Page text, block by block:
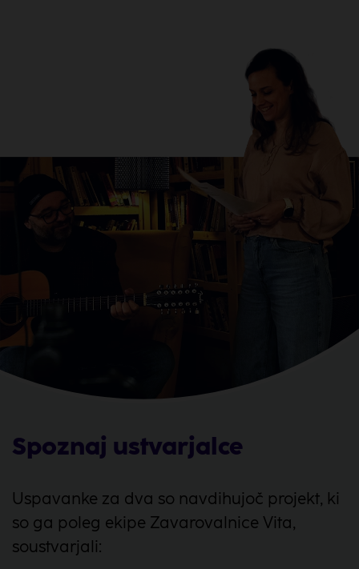
Za vsak slučaj, če si izčrpana. (Na planincah
Za vsak slučaj, če te skrbi za otroka. (Barčica po
Za vsak slučaj, če ne skrbiš za svoje zdravje. (Pleši,
pleši, črni kos)
Za vsak slučaj, če imaš občutek, da ne zmoreš več.
Spoznaj ustvarjalce
Uspavanke za dva so navdihujoč projekt, ki
so ga poleg ekipe Zavarovalnice Vita,
soustvarjali: